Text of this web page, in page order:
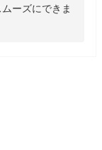
ーズにできま